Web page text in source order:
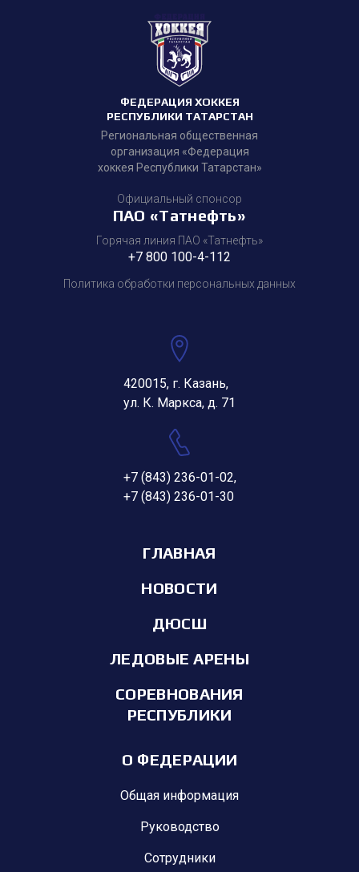
ФЕДЕРАЦИЯ ХОККЕЯ
РЕСПУБЛИКИ ТАТАРСТАН
Региональная общественная
организация «Федерация
хоккея Республики Татарстан»
Официальный спонсор
ПАО «Татнефть»
Горячая линия ПАО «Татнефть»
+7 800 100-4-112
Политика обработки персональных данных
420015, г. Казань,
ул. К. Маркса, д. 71
+7 (843) 236-01-02,
+7 (843) 236-01-30
ГЛАВНАЯ
НОВОСТИ
ДЮСШ
ЛЕДОВЫЕ АРЕНЫ
СОРЕВНОВАНИЯ
РЕСПУБЛИКИ
О ФЕДЕРАЦИИ
Общая информация
Руководство
Сотрудники